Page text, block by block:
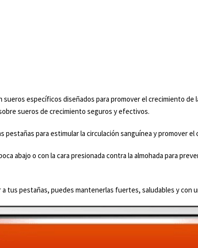
sueros específicos diseñados para promover el crecimiento de
sueros de crecimiento seguros y efectivos.
pestañas para estimular la circulación sanguínea y promover
abajo o con la cara presionada contra la almohada para
tus pestañas, puedes mantenerlas fuertes, saludables y con